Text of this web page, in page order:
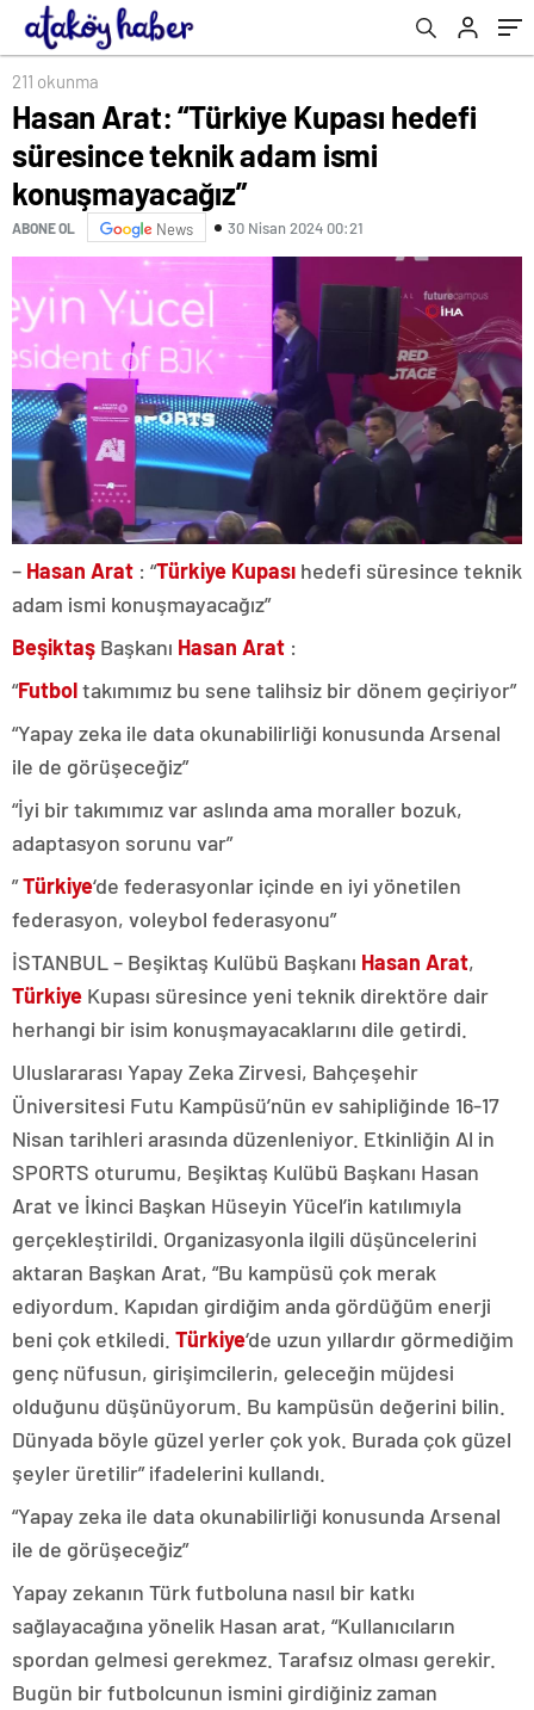
konuşmayacağız”
211 okunma
Hasan Arat: “Türkiye Kupası hedefi
süresince teknik adam ismi
konuşmayacağız”
ABONE OL News 30 Nisan 2024 00:21
– Hasan Arat : “Türkiye Kupası hedefi süresince teknik
adam ismi konuşmayacağız”
Beşiktaş Başkanı Hasan Arat :
“Futboltakımımız bu sene talihsiz bir dönem geçiriyor”
“Yapay zeka ile data okunabilirliği konusunda Arsenal
ile de görüşeceğiz”
“İyi bir takımımız var aslında ama moraller bozuk,
adaptasyon sorunu var”
”Türkiye‘de federasyonlar içinde en iyi yönetilen
federasyon, voleybol federasyonu”
İSTANBUL – Beşiktaş Kulübü Başkanı Hasan Arat,
Türkiye Kupası süresince yeni teknik direktöre dair
herhangi bir isim konuşmayacaklarını dile getirdi.
Uluslararası Yapay Zeka Zirvesi, Bahçeşehir
Üniversitesi Futu Kampüsü’nün ev sahipliğinde 16-17
Nisan tarihleri arasında düzenleniyor. Etkinliğin Al in
SPORTS oturumu, Beşiktaş Kulübü Başkanı Hasan
Arat ve İkinci Başkan Hüseyin Yücel’in katılımıyla
gerçekleştirildi. Organizasyonla ilgili düşüncelerini
aktaran Başkan Arat, “Bu kampüsü çok merak
ediyordum. Kapıdan girdiğim anda gördüğüm enerji
beni çok etkiledi. Türkiye‘de uzun yıllardır görmediğim
genç nüfusun, girişimcilerin, geleceğin müjdesi
olduğunu düşünüyorum. Bu kampüsün değerini bilin.
Dünyada böyle güzel yerler çok yok. Burada çok güzel
şeyler üretilir” ifadelerini kullandı.
“Yapay zeka ile data okunabilirliği konusunda Arsenal
ile de görüşeceğiz”
Yapay zekanın Türk futboluna nasıl bir katkı
sağlayacağına yönelik Hasan arat, “Kullanıcıların
spordan gelmesi gerekmez. Tarafsız olması gerekir.
Bugün bir futbolcunun ismini girdiğiniz zaman